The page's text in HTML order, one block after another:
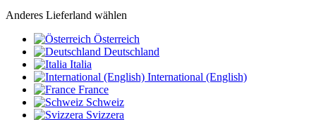
Anderes Lieferland wählen
Österreich
Deutschland
Italia
International (English)
France
Schweiz
Svizzera